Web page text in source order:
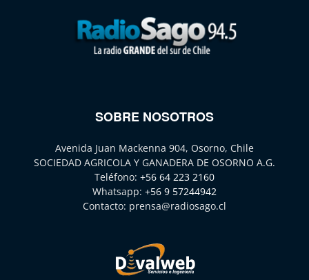
SOBRE NOSOTROS
Avenida Juan Mackenna 904, Osorno, Chile
SOCIEDAD AGRICOLA Y GANADERA DE OSORNO A.G.
Teléfono: +56 64 223 2160
Whatsapp: +56 9 57244942
Contacto: prensa@radiosago.cl